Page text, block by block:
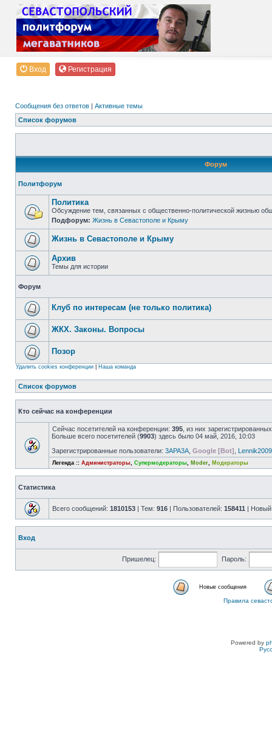
Вход Регистрация
Сообщения без ответов | Активные темы
Список форумов
Форум
Политфорум
Политика
Обсуждение тем, связанных с общественно-политической жизнью
Подфорум: Жизнь в Севастополе и Крыму
Жизнь в Севастополе и Крыму
Архив
Темы для истории
Форум
Клуб по интересам (не только политика)
ЖКХ. Законы. Вопросы
Позор
Удалить cookies конференции Наша команда
Список форумов
Кто сейчас на конференции
Сейчас посетителей на конференции: 395 , из них
Больше всего посетителей (9903) здесь было 04 май, 2016, 10:03
Зарегистрированные пользователи: 3APA3A Google [Bot] Lennik2009
Легенда :: Администраторы, Супермодераторы, Moder, Модераторы
Статистика
Всего сообщений: 1810153 | Тем: 916 | Пользователей: 158411 | Новый
Вход
Пришелец: Пароль:
Новые сообщения
Правила
Powered by